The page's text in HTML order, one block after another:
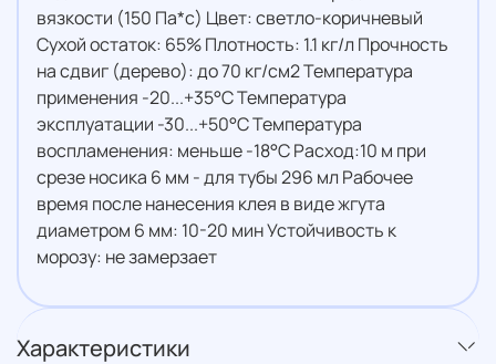
вязкости (150 Па*с) Цвет: светло-коричневый
Сухой остаток: 65% Плотность: 1.1 кг/л Прочность
на сдвиг (дерево): до 70 кг/см2 Температура
применения -20...+35°С Температура
эксплуатации -30...+50°С Температура
воспламенения: меньше -18°C Расход:10 м при
срезе носика 6 мм - для тубы 296 мл Рабочее
время после нанесения клея в виде жгута
диаметром 6 мм: 10-20 мин Устойчивость к
морозу: не замерзает
Характеристики